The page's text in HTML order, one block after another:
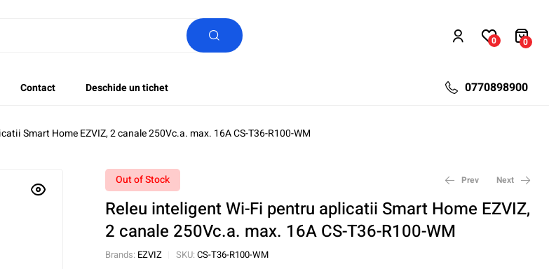
0 0
Contact Deschide un tichet 0770898900
Smart Home EZVIZ, 2 canale 250Vc.a. max. 16A CS-T36-R100-WM
Out of Stock Prev
217,92lei
Next
64,32lei
Releu inteligent Wi-Fi pentru aplicatii Smart Home EZVIZ,
2 canale 250Vc.a. max. 16A CS-T36-R100-WM
Brands: EZVIZ SKU: CS-T36-R100-WM